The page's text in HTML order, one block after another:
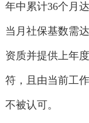
年中累计36个月
当月社保基数需
资质并提供上年
符，且由当前工
不被认可。